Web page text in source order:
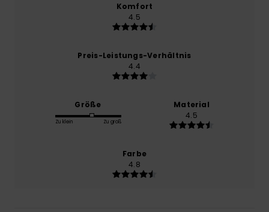
Komfort
4.5
Preis-Leistungs-Verhältnis
4.4
Größe
Zu klein Zu groß
Material
4.5
Farbe
4.8